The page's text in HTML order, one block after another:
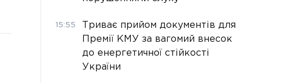
15:55
Триває прийом документів для
Премії КМУ за вагомий внесок
до енергетичної стійкості
України